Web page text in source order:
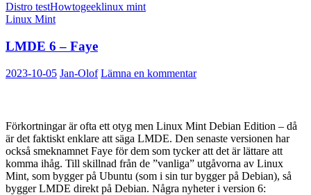
Distro testHowtogeeklinux mint
Linux Mint
LMDE 6 – Faye
2023-10-05 Jan-Olof Lämna en kommentar
Förkortningar är ofta ett otyg men Linux Mint Debian Edition – då
är det faktiskt enklare att säga LMDE. Den senaste versionen har
också smeknamnet Faye för dem som tycker att det är lättare att
komma ihåg. Till skillnad från de ”vanliga” utgåvorna av Linux
Mint, som bygger på Ubuntu (som i sin tur bygger på Debian), så
bygger LMDE direkt på Debian. Några nyheter i version 6: